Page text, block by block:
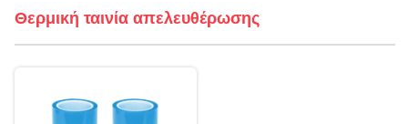
Θερμική ταινία απελευθέρωσης